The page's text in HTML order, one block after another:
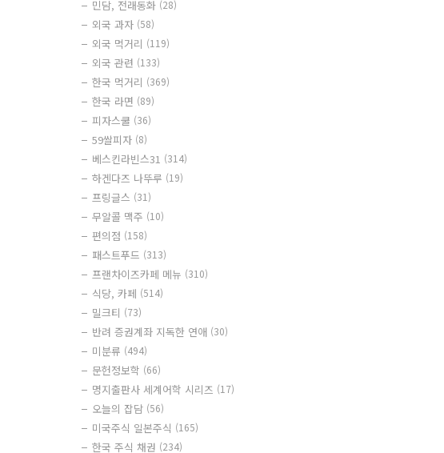
민담, 전래동화 (28)
외국 과자 (58)
외국 먹거리 (119)
외국 관련 (133)
한국 먹거리 (369)
한국 라면 (89)
피자스쿨 (36)
59쌀피자 (8)
베스킨라빈스31 (314)
하겐다즈 나뚜루 (19)
프링글스 (31)
무알콜 맥주 (10)
편의점 (158)
패스트푸드 (313)
프랜차이즈카페 메뉴 (310)
식당, 카페 (514)
밀크티 (73)
반려 증권계좌 지독한 연애 (30)
미분류 (494)
문헌정보학 (66)
명지출판사 세계어학 시리즈 (17)
오늘의 잡담 (56)
미국주식 일본주식 (165)
한국 주식 채권 (234)